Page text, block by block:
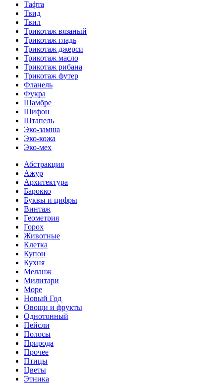
Тафта
Твид
Твил
Трикотаж вязаный
Трикотаж гладь
Трикотаж джерси
Трикотаж масло
Трикотаж рибана
Трикотаж футер
Фланель
Фукра
Шамбре
Шифон
Штапель
Эко-замша
Эко-кожа
Эко-мех
Абстракция
Ажур
Архитектура
Барокко
Буквы и цифры
Винтаж
Геометрия
Горох
Животные
Клетка
Купон
Кухня
Меланж
Милитари
Море
Новый Год
Овощи и фрукты
Однотонный
Пейсли
Полосы
Природа
Прочее
Птицы
Цветы
Этника